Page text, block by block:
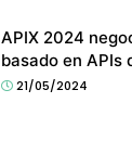
APIX 2024
basado en APIs
21/05/2024